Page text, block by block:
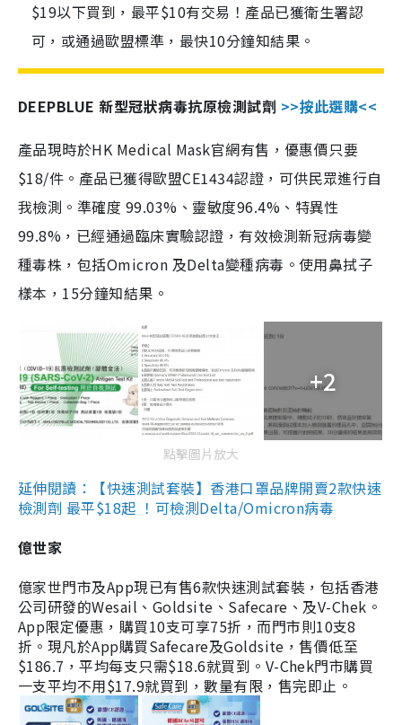
$19以下買到，最平$10有交易！產品已獲衛生署認
可，或通過歐盟標準，最快10分鐘知結果。
DEEPBLUE 新型冠狀病毒抗原檢測試劑 >>按此選購<<
產品現時於HK Medical Mask官網有售，優惠價只要
$18/件。產品已獲得歐盟CE1434認證，可供民眾進行自
我檢測。準確度 99.03%、靈敏度96.4%、特異性
99.8%，已經通過臨床實驗認證，有效檢測新冠病毒變
種毒株，包括Omicron 及Delta變種病毒。使用鼻拭子
樣本，15分鐘知結果。
+2
點擊圖片放大
延伸閱讀：【快速測試套裝】香港口罩品牌開賣2款快速
檢測劑 最平$18起 ！可檢測Delta/Omicron病毒
億世家
億家世門市及App現已有售6款快速測試套裝，包括香港
公司研發的Wesail、Goldsite、Safecare、及V-Chek。
App限定優惠，購買10支可享75折，而門市則10支8
折。現凡於App購買Safecare及Goldsite，售價低至
$186.7，平均每支只需$18.6就買到。V-Chek門市購買
一支平均不用$17.9就買到，數量有限，售完即止。